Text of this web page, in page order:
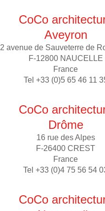
CoCo
Aveyron
2 avenue de Sauveterre de
F-12800 NAUCELLE
France
Tel +33 (0)5 65 46 11
CoCo
Drôme
16 rue des Alpes
F-26400 CREST
France
Tel +33 (0)4 75 56 54
CoCo